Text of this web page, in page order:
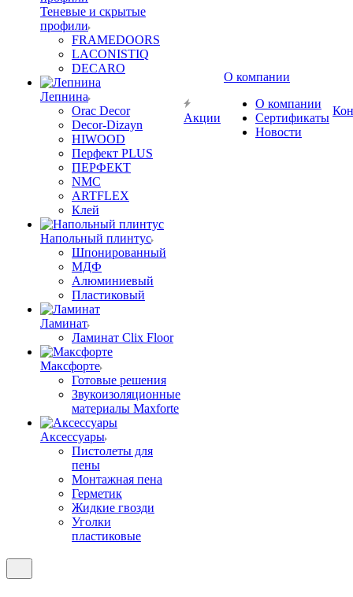
Теневые и скрытые
профили
FRAMEDOORS
LACONISTIQ
DECARO
Лепнина
Orac Decor
Decor-Dizayn
HIWOOD
Перфект PLUS
ПЕРФЕКТ
NMC
ARTFLEX
Клей
Напольный плинтус
Шпонированный
МДФ
Алюминиевый
Пластиковый
Ламинат
Ламинат Clix Floor
Максфорте
Готовые решения
Звукоизоляционные
материалы Maxforte
Аксессуары
Пистолеты для
пены
Монтажная пена
Герметик
Жидкие гвозди
Уголки
пластиковые
Акции
О компании
О компании
Сертификаты
Новости